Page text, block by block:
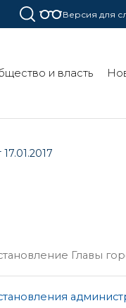
Версия для
и власть
Главы